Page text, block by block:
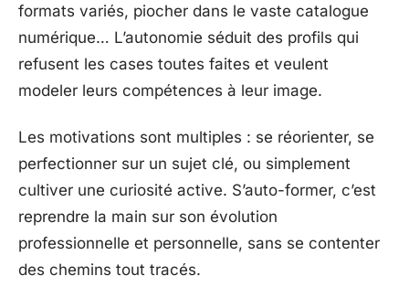
formats variés, piocher dans le vaste catalogue
numérique… L’autonomie séduit des profils qui
refusent les cases toutes faites et veulent
modeler leurs compétences à leur image.
Les motivations sont multiples : se réorienter, se
perfectionner sur un sujet clé, ou simplement
cultiver une curiosité active. S’auto-former, c’est
reprendre la main sur son évolution
professionnelle et personnelle, sans se contenter
des chemins tout tracés.